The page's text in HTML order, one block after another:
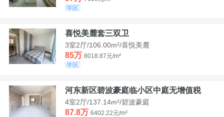
学区
喜悦美麓套三双卫
3室2厅/106.00m²/喜悦美麓
85万 8018.87元/m²
学区
河东新区碧波豪庭临小区中庭无增值税
4室2厅/137.14m²/碧波豪庭
87.8万 6402.22元/m²